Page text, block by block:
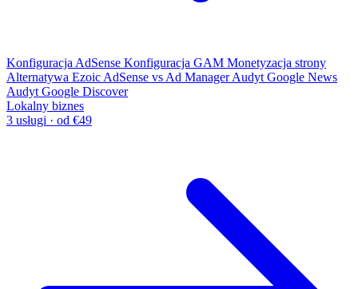
Konfiguracja AdSense Konfiguracja GAM Monetyzacja strony
Alternatywa Ezoic AdSense vs Ad Manager Audyt Google News
Audyt Google Discover
Lokalny biznes
3 usługi · od €49